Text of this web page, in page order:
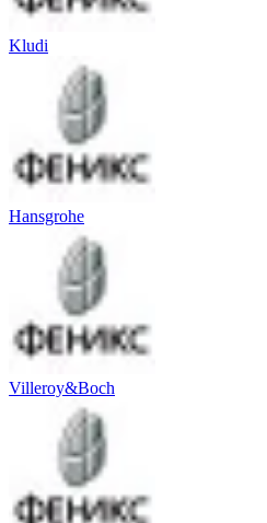
Kludi
Hansgrohe
Villeroy&Boch